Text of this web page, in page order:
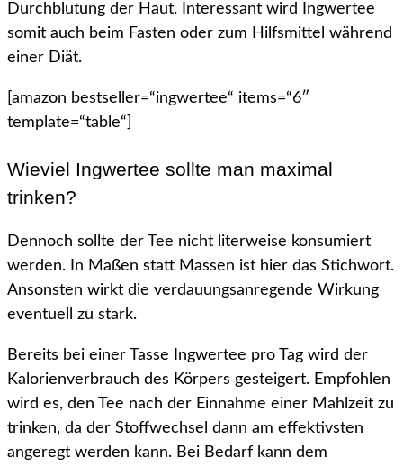
Durchblutung der Haut. Interessant wird Ingwertee
somit auch beim Fasten oder zum Hilfsmittel während
einer Diät.
[amazon bestseller=“ingwertee“ items=“6″
template=“table“]
Wieviel Ingwertee sollte man maximal
trinken?
Dennoch sollte der Tee nicht literweise konsumiert
werden. In Maßen statt Massen ist hier das Stichwort.
Ansonsten wirkt die verdauungsanregende Wirkung
eventuell zu stark.
Bereits bei einer Tasse Ingwertee pro Tag wird der
Kalorienverbrauch des Körpers gesteigert. Empfohlen
wird es, den Tee nach der Einnahme einer Mahlzeit zu
trinken, da der Stoffwechsel dann am effektivsten
angeregt werden kann. Bei Bedarf kann dem